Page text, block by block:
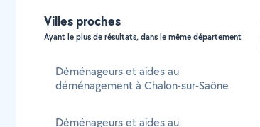
Villes proches
Ayant le plus de résultats, dans le même département
Déménageurs et aides au
déménagement à Chalon-sur-Saône
Déménageurs et aides au